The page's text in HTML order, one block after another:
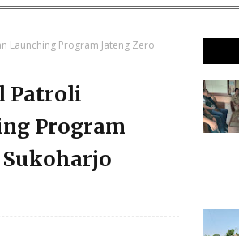
Launching Program Jateng Zero
Patroli
Program
Sukoharjo